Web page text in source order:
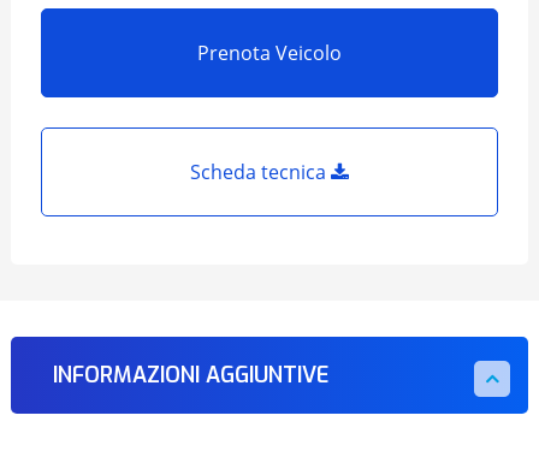
Prenota Veicolo
Scheda tecnica
INFORMAZIONI AGGIUNTIVE